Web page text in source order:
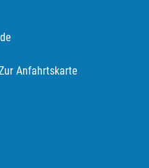
Anfahrtskarte